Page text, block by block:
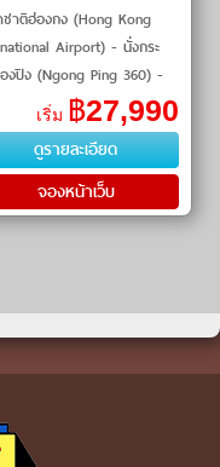
ชาติฮ่องกง (Hong Kong
Airport) - นั่งกระ
งปิง (Ngong Ping 360) -
ป่วหลิน (Po Lin Monastery) -
ารพระใหญ่เทียนถาน (Tian
- หม�
เริ่ม ฿27,990
ดูรายละเอียด
จองหน้าเว็บ